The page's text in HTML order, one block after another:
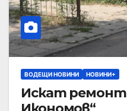
ВОДЕЩИ НОВИНИ НОВИНИ+
Искат ремонт